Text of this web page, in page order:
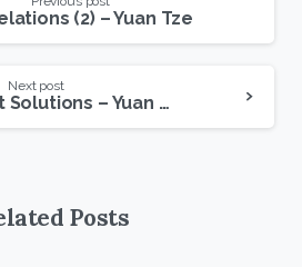
(2) – Yuan Tze
Next post
Créativité et Solutions – Yuan Tze
Posts